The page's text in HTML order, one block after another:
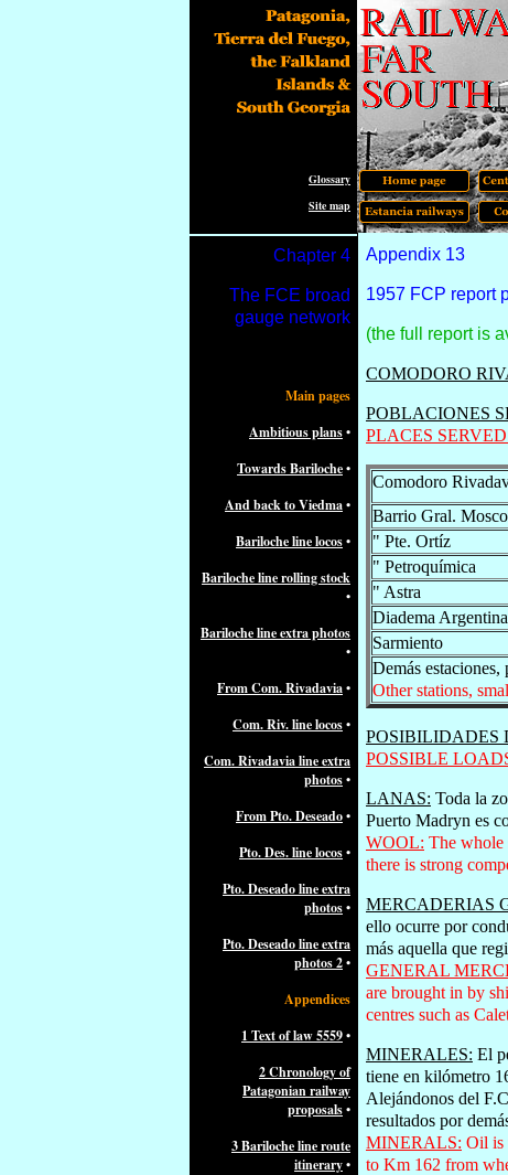
Appendix 13
1957 FCP report
(the full report is
COMODORO
POBLACIONES
PLACES
Comodoro
Barrio Gral.
" Pte. Ortíz
" Petroquímica
" Astra
Diadema Argentina
Sarmiento
Demás estaciones,
Other stations,
POSIBILIDADES
POSSIBLE
LANAS: Toda la
Puerto Madryn es
WOOL: The whole
there is strong
MERCADERIAS
ello ocurre por
más aquella que
GENERAL
are brought in by
centres such as
MINERALES: El
tiene en kilómetro
Alejándonos del
resultados por
MINERALS: Oil is
to Km 162 from
Glossary
Site map
Chapter 4
The FCE broad
gauge network
Main pages
Ambitious plans•
Towards Bariloche•
And back to Viedma•
Bariloche line locos•
Bariloche line rolling stock
•
Bariloche line extra photos
•
From Com. Rivadavia•
Com. Riv. line locos•
Com. Rivadavia line extra
photos•
From Pto. Deseado•
Pto. Des. line locos•
Pto. Deseado line extra
photos•
Pto. Deseado line extra
photos 2•
Appendices
1 Text of law 5559•
2 Chronology of
Patagonian railway
proposals•
3 Bariloche line route
itinerary•